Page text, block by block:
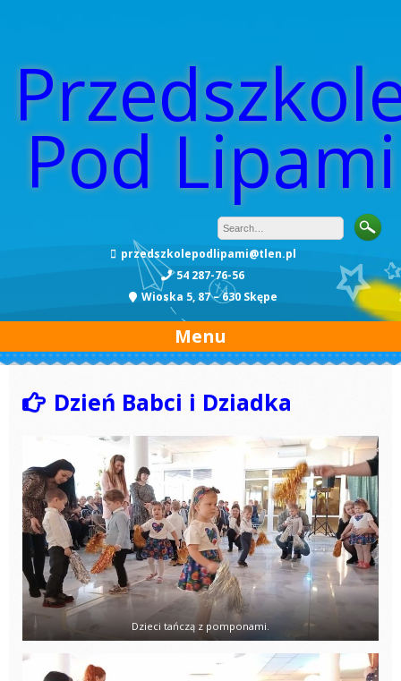
Pod Lipami
przedszkolepodlipami@tlen.pl
54 287-76-56
Wioska 5, 87 – 630 Skępe
Menu
Dzień Babci i Dziadka
Dzieci tańczą z pomponami.